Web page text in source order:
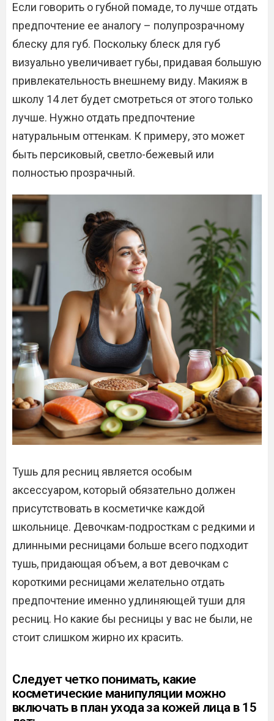
Если говорить о губной помаде, то лучше отдать
предпочтение ее аналогу – полупрозрачному
блеску для губ. Поскольку блеск для губ
визуально увеличивает губы, придавая большую
привлекательность внешнему виду. Макияж в
школу 14 лет будет смотреться от этого только
лучше. Нужно отдать предпочтение
натуральным оттенкам. К примеру, это может
быть персиковый, светло-бежевый или
полностью прозрачный.
Тушь для ресниц является особым
аксессуаром, который обязательно должен
присутствовать в косметичке каждой
школьнице. Девочкам-подросткам с редкими и
длинными ресницами больше всего подходит
тушь, придающая объем, а вот девочкам с
короткими ресницами желательно отдать
предпочтение именно удлиняющей туши для
ресниц. Но какие бы ресницы у вас не были, не
стоит слишком жирно их красить.
Следует четко понимать, какие
косметические манипуляции можно
включать в план ухода за кожей лица в 15